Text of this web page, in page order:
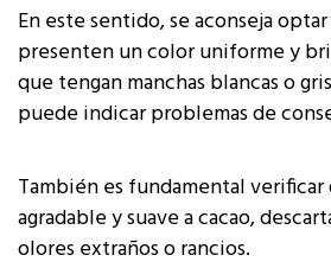
En este sentido, se aconseja
presenten un color uniforme y
que tengan manchas blancas o
puede indicar problemas de
También es fundamental verificar
agradable y suave a cacao,
olores extraños o rancios.